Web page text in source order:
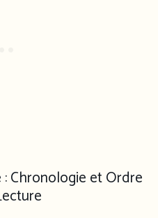
: Chronologie et Ordre